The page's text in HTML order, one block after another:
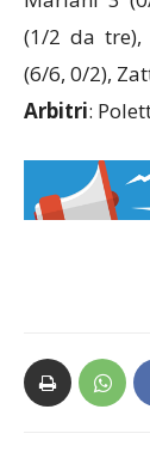
(1/2 da tre),
(6/6, 0/2),
Arbitri: